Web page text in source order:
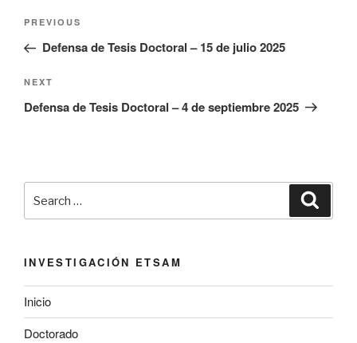
Navegación
entradas
Previous
Post
PREVIOUS
Defensa de Tesis Doctoral – 15 de julio 2025
Next
Post
NEXT
Defensa de Tesis Doctoral – 4 de septiembre 2025
for:
INVESTIGACIÓN ETSAM
Inicio
Doctorado